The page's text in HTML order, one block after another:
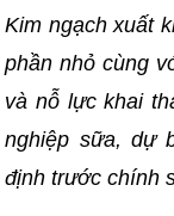
Kim ngạch xuất
phần nhỏ cùng
và nỗ lực khai
nghiệp sữa, dự
định trước chính